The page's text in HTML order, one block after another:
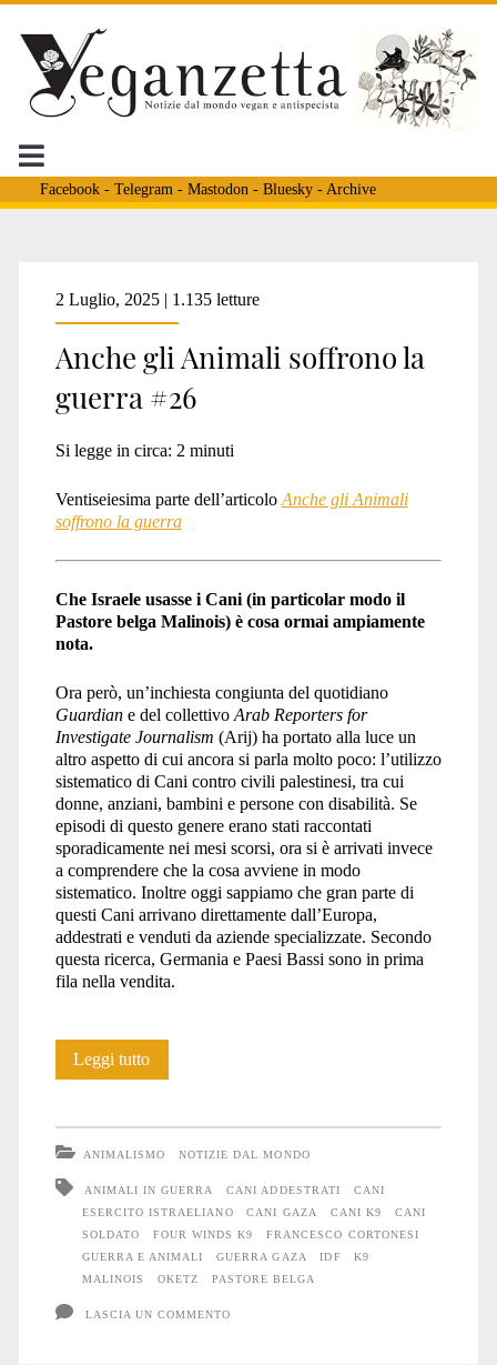
Facebook- Telegram - Mastodon - Bluesky- Archive
Tag:
<span>IDF</span>
2 Luglio, 2025 | 1.135 letture
Anche gli Animali soffrono la
guerra #26
Si legge in circa: 2 minuti
Ventiseiesima parte dell’articolo Anche gli Animali
soffrono la guerra
Che Israele usasse i Cani (in particolar modo il
Pastore belga Malinois) è cosa ormai ampiamente
nota.
Ora però, un’inchiesta congiunta del quotidiano
Guardiane del collettivo Arab Reporters for
Investigate Journalism (Arij) ha portato alla luce un
altro aspetto di cui ancora si parla molto poco: l’utilizzo
sistematico di Cani contro civili palestinesi, tra cui
donne, anziani, bambini e persone con disabilità. Se
episodi di questo genere erano stati raccontati
sporadicamente nei mesi scorsi, ora si è arrivati invece
a comprendere che la cosa avviene in modo
sistematico. Inoltre oggi sappiamo che gran parte di
questi Cani arrivano direttamente dall’Europa,
addestrati e venduti da aziende specializzate. Secondo
questa ricerca, Germania e Paesi Bassi sono in prima
fila nella vendita.
Leggi tuttoAnche
la
guerra
ANIMALISMO NOTIZIE DAL MONDO
ANIMALI IN GUERRA CANI ADDESTRATI
CANI
ESERCITO ISTRAELIANO
CANI GAZA CANI K9
CANI
SOLDATO
FOUR WINDS K9
FRANCESCO CORTONESI
GUERRA E ANIMALI
GUERRA GAZA IDF
K9
MALINOIS
OKETZ PASTORE BELGA
LASCIA UN COMMENTO